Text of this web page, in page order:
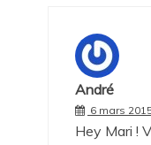
André
6 mars
Hey Mari !